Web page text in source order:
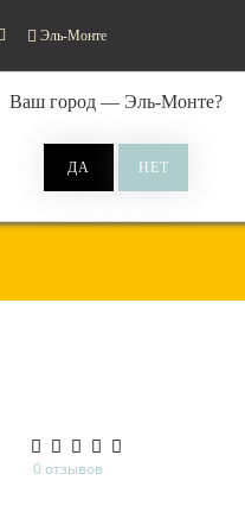
Эль-Монте
Ваш город — Эль-Монте?
0
0 отзывов